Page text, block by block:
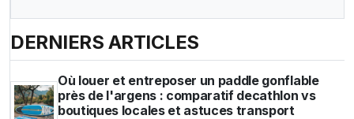
DERNIERS ARTICLES
Où louer et entreposer un paddle gonflable
près de l'argens : comparatif decathlon vs
boutiques locales et astuces transport